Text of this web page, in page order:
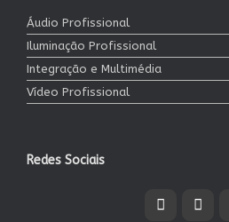
Áudio Profissional
Iluminação Profissional
Integração e Multimédia
Vídeo Profissional
Redes Sociais